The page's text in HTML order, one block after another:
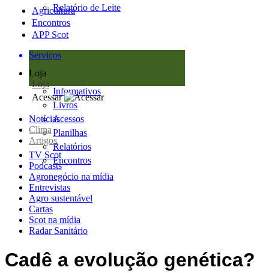
Relatório de Leite
Agricultura
Encontros
APP Scot
Serviços
Loja
Loja
Informativos
Livros
Acessos
Planilhas
Relatórios
Encontros
Acessar
Notícias
Clima
Artigos
TV Scot
Podcasts
Agronegócio na mídia
Entrevistas
Agro sustentável
Cartas
Scot na mídia
Radar Sanitário
Cadê a evolução genética?